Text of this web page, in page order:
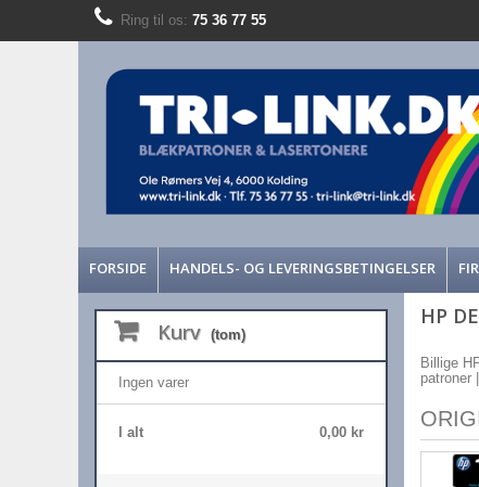
Ring til os: 75 36 77 55
FORSIDE HANDELS- OG LEVERINGSBETINGELSER
Kurv (tom)
Ingen varer
0,00 kr
I alt
HP
Billige
patroner